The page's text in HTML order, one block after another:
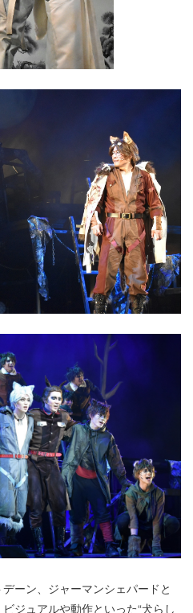
ーン、ジャーマンシェパードと
ジュアルや動作といった“犬らし